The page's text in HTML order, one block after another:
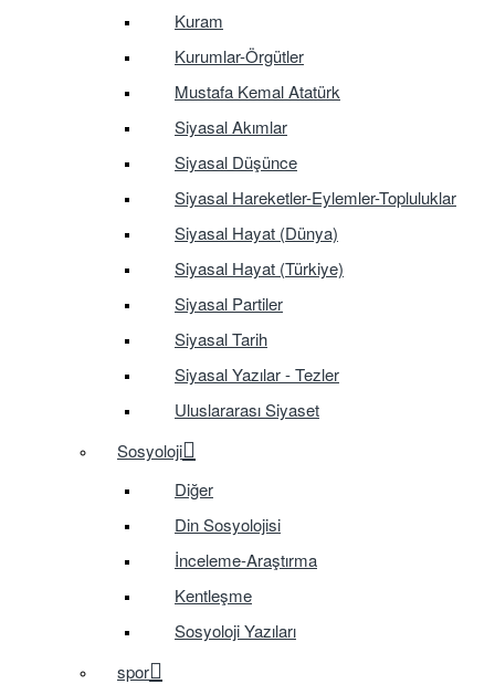
Kuram
Kurumlar-Örgütler
Mustafa Kemal Atatürk
Siyasal Akımlar
Siyasal Düşünce
Siyasal Hareketler-Eylemler-Topluluklar
Siyasal Hayat (Dünya)
Siyasal Hayat (Türkiye)
Siyasal Partiler
Siyasal Tarih
Siyasal Yazılar - Tezler
Uluslararası Siyaset
Sosyoloji
Diğer
Din Sosyolojisi
İnceleme-Araştırma
Kentleşme
Sosyoloji Yazıları
spor